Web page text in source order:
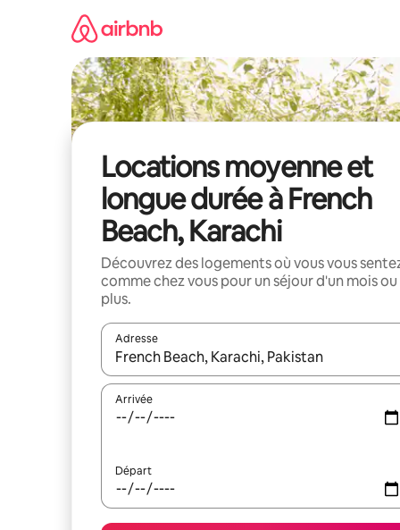
Locations moyenne et
longue durée à French
Beach, Karachi
Découvrez des logements où vous vous
comme chez vous pour un séjour d'un mois ou
plus.
Adresse
Lorsque les résultats s'affichent, utilisez les
Arrivée
Départ